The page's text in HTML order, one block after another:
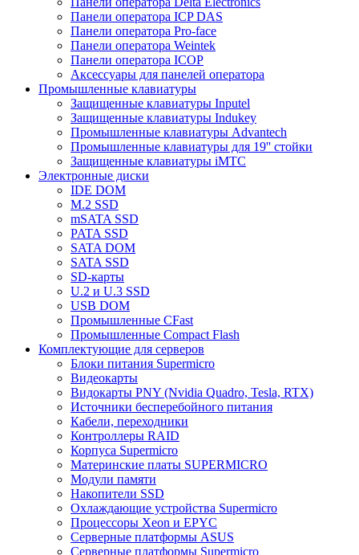
Панели оператора ICP DAS
Панели оператора Pro-face
Панели оператора Weintek
Панели оператора ICOP
Аксессуары для панелей оператора
Промышленные клавиатуры
Защищенные клавиатуры Inputel
Защищенные клавиатуры Indukey
Промышленные клавиатуры Advantech
Промышленные клавиатуры для 19'' стойки
Защищенные клавиатуры iMTC
Электронные диски
IDE DOM
M.2 SSD
mSATA SSD
PATA SSD
SATA DOM
SATA SSD
SD-карты
U.2 и U.3 SSD
USB DOM
Промышленные CFast
Промышленные Compact Flash
Комплектующие для серверов
Блоки питания Supermicro
Видеокарты
Видокарты PNY (Nvidia Quadro, Tesla, RTX)
Источники бесперебойного питания
Кабели, переходники
Контроллеры RAID
Корпуса Supermicro
Материнские платы SUPERMICRO
Модули памяти
Накопители SSD
Охлаждающие устройства Supermicro
Процессоры Xeon и EPYC
Серверные платформы ASUS
Серверные платформы Supermicro